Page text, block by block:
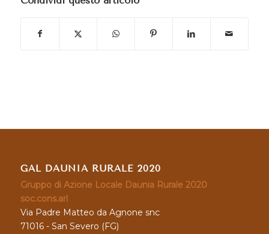
GAL DAUNIA RURALE 2020
Gruppo di Azione Locale Daunia Rurale 2020
soc.cons.arl
Via Padre Matteo da Agnone snc
71016 - San Severo (FG)